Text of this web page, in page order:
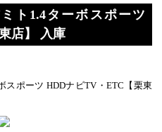
ト1.4ターボスポーツ
店】 入庫
スポーツ HDDナビTV・ETC【栗東